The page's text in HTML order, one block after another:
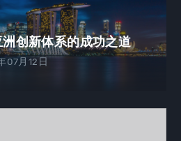
创新体系的成功之道
07月12日